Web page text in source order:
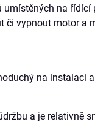
na
vypnout motor a
na instalaci
a je relativně